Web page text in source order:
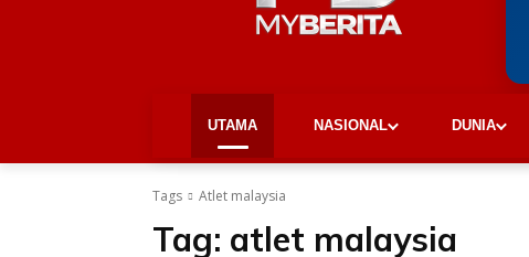
UTAMA NASIONAL DUNIA
Tags Atlet malaysia
Tag: atlet malaysia